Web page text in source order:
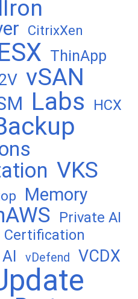
CitrixXen
ThinApp
vSAN
Labs HCX
VKS
Memory
Private AI
Certification
AI vDefend VCDX